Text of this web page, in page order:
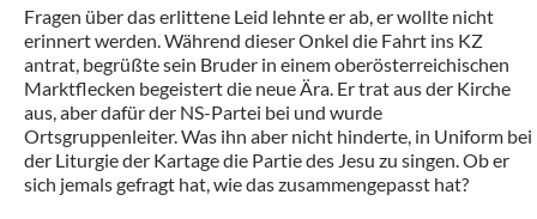
Fragen über das erlittene Leid lehnte er ab, er wollte nicht
erinnert werden. Während dieser Onkel die Fahrt ins KZ
antrat, begrüßte sein Bruder in einem oberösterreichischen
Marktflecken begeistert die neue Ära. Er trat aus der Kirche
aus, aber dafür der NS-Partei bei und wurde
Ortsgruppenleiter. Was ihn aber nicht hinderte, in Uniform bei
der Liturgie der Kartage die Partie des Jesu zu singen. Ob er
sich jemals gefragt hat, wie das zusammengepasst hat?